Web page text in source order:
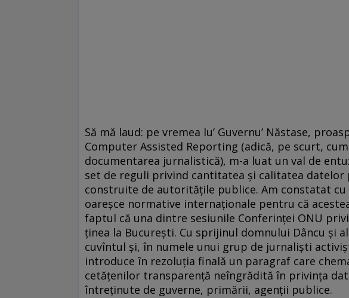
Să mă laud: pe vremea lu’ Guvernu’ Năstase,
Computer Assisted Reporting (adică, pe scurt,
documentarea jurnalistică), m-a luat un val de
set de reguli privind cantitatea şi calitatea
construite de autorităţile publice. Am constatat cu
oareşce normative internaţionale pentru că
faptul că una dintre sesiunile Conferinţei ONU
ţinea la Bucureşti. Cu sprijinul domnului Dâncu şi
cuvîntul şi, în numele unui grup de jurnalişti
introduce în rezoluţia finală un paragraf care
cetăţenilor transparenţă neîngrădită în privinţa
întreţinute de guverne, primării, agenţii publice.